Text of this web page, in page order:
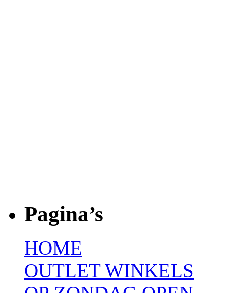
Pagina’s
HOME
OUTLET WINKELS